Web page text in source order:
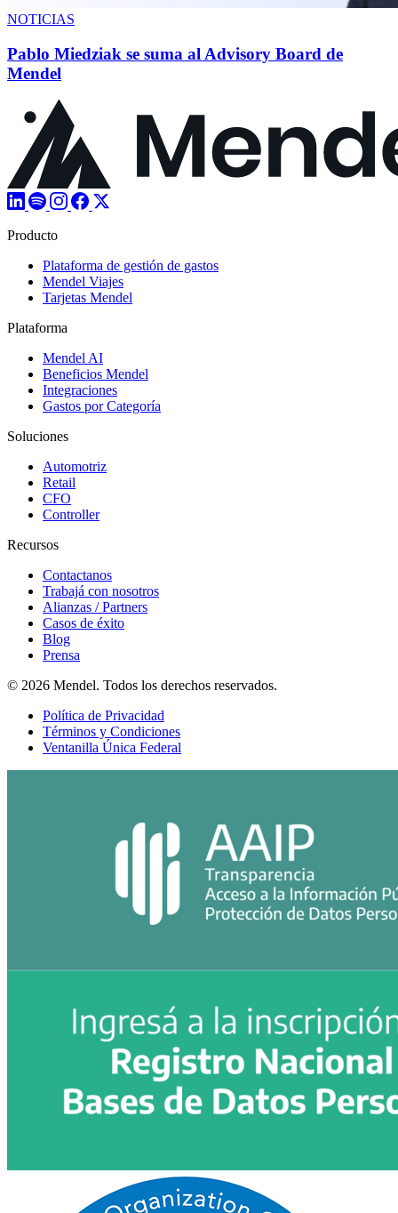
NOTICIAS
Pablo Miedziak se suma al Advisory Board de
Mendel
Producto
Plataforma de gestión de gastos
Mendel Viajes
Tarjetas Mendel
Plataforma
Mendel AI
Beneficios Mendel
Integraciones
Gastos por Categoría
Soluciones
Automotriz
Retail
CFO
Controller
Recursos
Contactanos
Trabajá con nosotros
Alianzas / Partners
Casos de éxito
Blog
Prensa
© 2026 Mendel. Todos los derechos reservados.
Política de Privacidad
Términos y Condiciones
Ventanilla Única Federal